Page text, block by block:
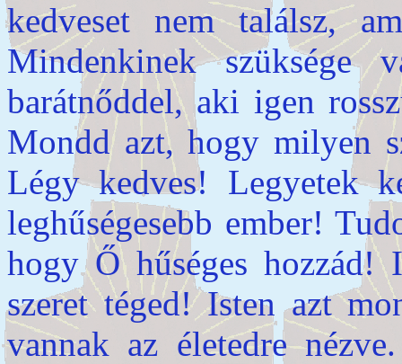
kedveset nem találsz,
Mindenkinek szüksége
barátnőddel, aki igen
Mondd azt, hogy milyen
Légy kedves! Legyetek
leghűségesebb ember!
hogy Ő hűséges hozzád!
szeret téged! Isten azt
vannak az életedre